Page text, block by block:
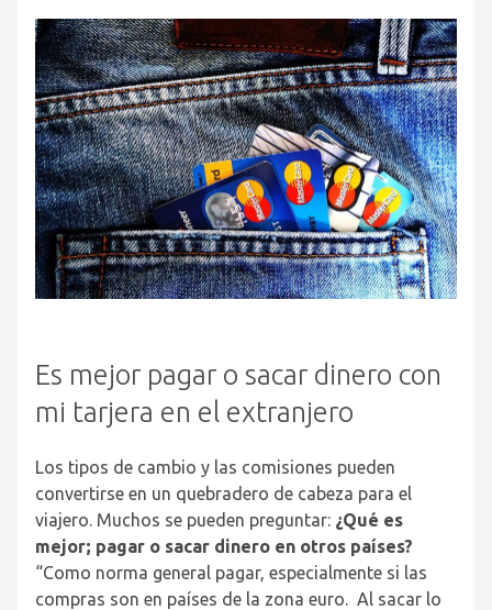
Es mejor pagar o sacar dinero con
mi tarjera en el extranjero
Los tipos de cambio y las comisiones pueden
convertirse en un quebradero de cabeza para el
viajero. Muchos se pueden preguntar: ¿Qué es
mejor; pagar o sacar dinero en otros países?
“Como norma general pagar, especialmente si las
compras son en países de la zona euro. Al sacar lo